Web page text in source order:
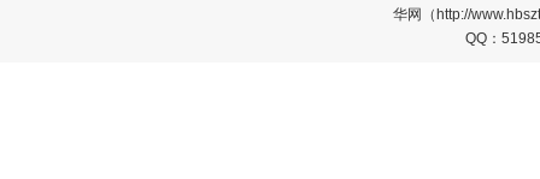
华网（http://
QQ：